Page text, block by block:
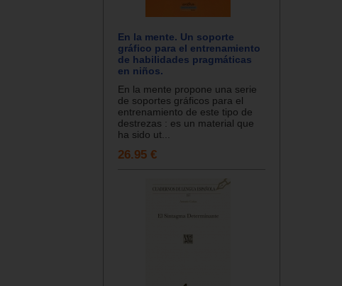
En la mente. Un soporte
gráfico para el entrenamiento
de habilidades pragmáticas
en niños.
En la mente propone una serie
de soportes gráficos para el
entrenamiento de este tipo de
destrezas : es un material que
ha sido ut...
26.95 €